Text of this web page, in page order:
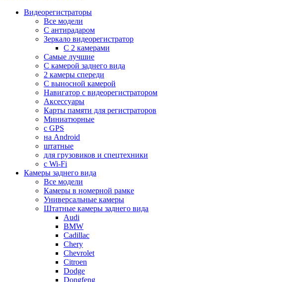
Видеорегистраторы
Все модели
C антирадаром
Зеркало видеорегистратор
С 2 камерами
Самые лучшие
С камерой заднего вида
2 камеры спереди
С выносной камерой
Навигатор с видеорегистратором
Аксессуары
Карты памяти для регистраторов
Миниатюрные
с GPS
на Android
штатные
для грузовиков и спецтехники
с Wi-Fi
Камеры заднего вида
Все модели
Камеры в номерной рамке
Универсальные камеры
Штатные камеры заднего вида
Audi
BMW
Cadillac
Chery
Chevrolet
Citroen
Dodge
Dongfeng